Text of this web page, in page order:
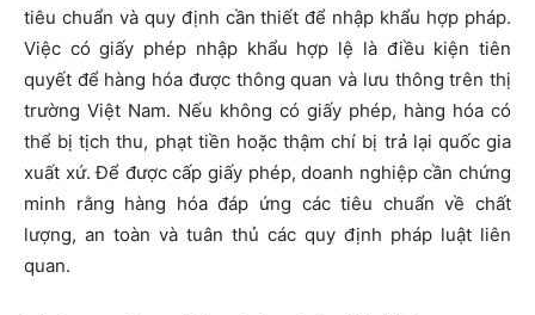
tiêu chuẩn và quy định cần thiết để nhập khẩu hợp pháp.
Việc có giấy phép nhập khẩu hợp lệ là điều kiện tiên
quyết để hàng hóa được thông quan và lưu thông trên thị
trường Việt Nam. Nếu không có giấy phép, hàng hóa có
thể bị tịch thu, phạt tiền hoặc thậm chí bị trả lại quốc gia
xuất xứ. Để được cấp giấy phép, doanh nghiệp cần chứng
minh rằng hàng hóa đáp ứng các tiêu chuẩn về chất
lượng, an toàn và tuân thủ các quy định pháp luật liên
quan.